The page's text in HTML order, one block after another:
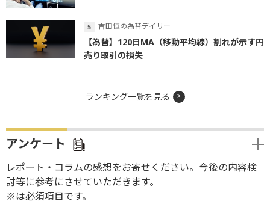
吉田恒の為替デイリー
【為替】120日MA（移動平均線）割れが示す円
売り取引の損失
ランキング一覧を見る
アンケート
レポート・コラムの感想をお寄せください。今後の内容検
討等に参考にさせていただきます。
※は必須項目です。